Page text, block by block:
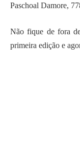
Paschoal Damore,
Não fique de fora
primeira edição e